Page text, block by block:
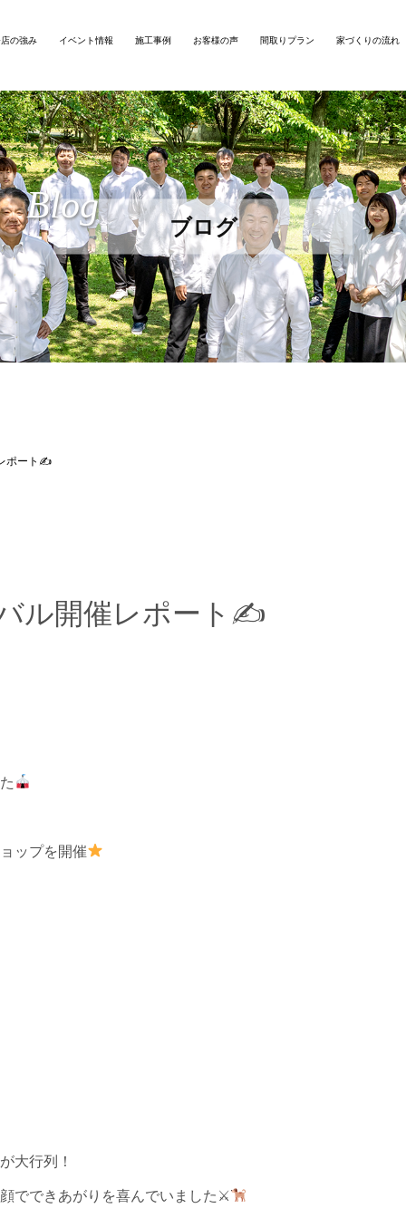
の強み イベント情報 施工事例 お客様の声 間取りプラン 家づくりの流れ
ブログ
Blog
ポート✍
ル開催レポート✍
ップを開催
大行列！
でできあがりを喜んでいました⚔